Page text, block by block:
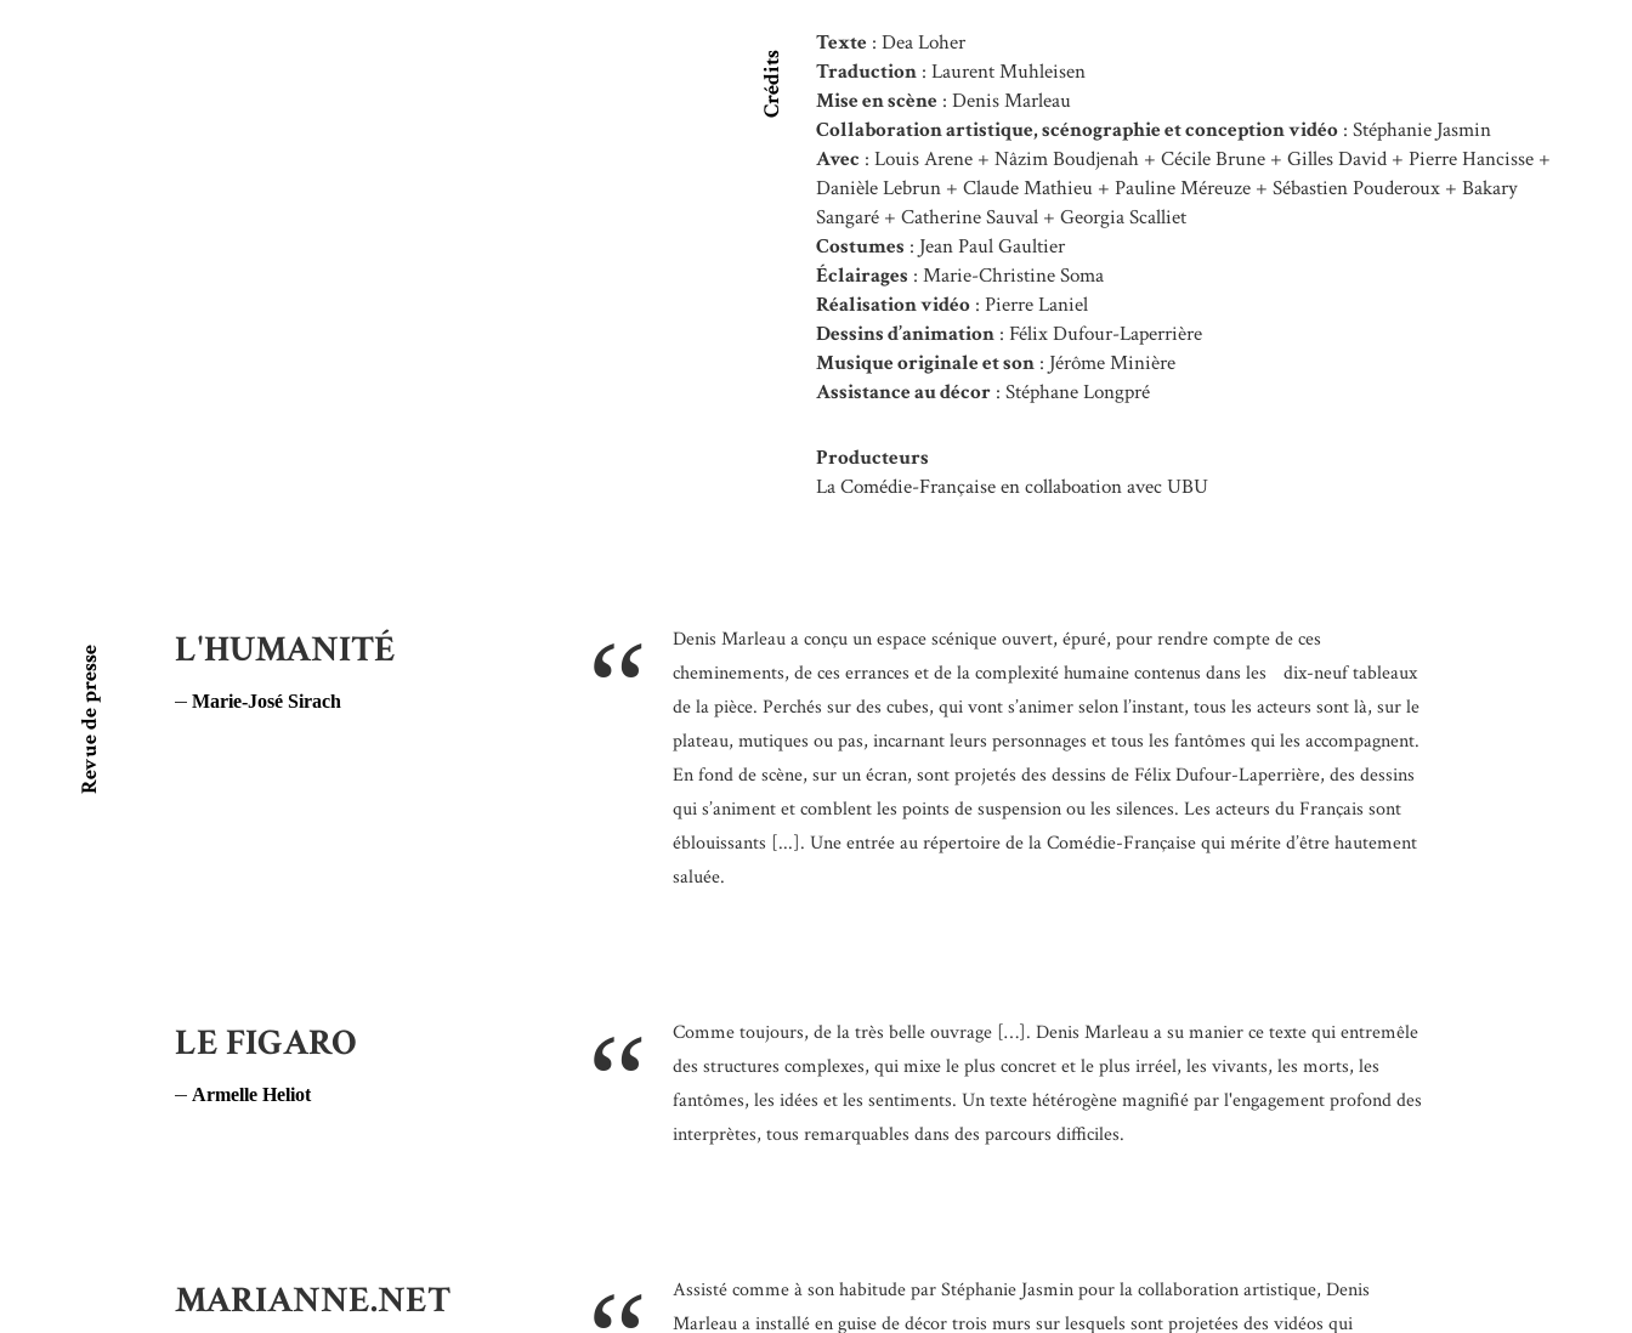
Crédits
Texte : Dea Loher
Traduction : Laurent Muhleisen
Mise en scène : Denis Marleau
Collaboration artistique, scénographie et conception vidéo : Stéphanie Jasmin
Avec : Louis Arene + Nâzim Boudjenah + Cécile Brune + Gilles David + Pierre Hancisse +
Danièle Lebrun + Claude Mathieu + Pauline Méreuze + Sébastien Pouderoux + Bakary
Sangaré + Catherine Sauval + Georgia Scalliet
Costumes : Jean Paul Gaultier
Éclairages : Marie-Christine Soma
Réalisation vidéo : Pierre Laniel
Dessins d’animation : Félix Dufour-Laperrière
Musique originale et son : Jérôme Minière
Assistance au décor : Stéphane Longpré
Producteurs
La Comédie-Française en collaboation avec UBU
Revue de presse L'HUMANITÉ
Marie-José Sirach “
Denis Marleau a conçu un espace scénique ouvert, épuré, pour rendre compte de ces
cheminements, de ces errances et de la complexité humaine contenus dans les dix-neuf tableaux
de la pièce. Perchés sur des cubes, qui vont s’animer selon l’instant, tous les acteurs sont là, sur le
plateau, mutiques ou pas, incarnant leurs personnages et tous les fantômes qui les accompagnent.
En fond de scène, sur un écran, sont projetés des dessins de Félix Dufour-Laperrière, des dessins
qui s’animent et comblent les points de suspension ou les silences. Les acteurs du Français sont
éblouissants [...]. Une entrée au répertoire de la Comédie-Française qui mérite d’être hautement
saluée.
LE FIGARO
Armelle Heliot “
Comme toujours, de la très belle ouvrage […]. Denis Marleau a su manier ce texte qui entremêle
des structures complexes, qui mixe le plus concret et le plus irréel, les vivants, les morts, les
fantômes, les idées et les sentiments. Un texte hétérogène magnifié par l'engagement profond des
interprètes, tous remarquables dans des parcours difficiles.
MARIANNE.NET
Assisté comme à son habitude par Stéphanie Jasmin pour la collaboration artistique, Denis
Marleau a installé en guise de décor trois murs sur lesquels sont projetées des vidéos qui